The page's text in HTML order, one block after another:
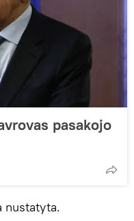
pasakojo
nustatyta.